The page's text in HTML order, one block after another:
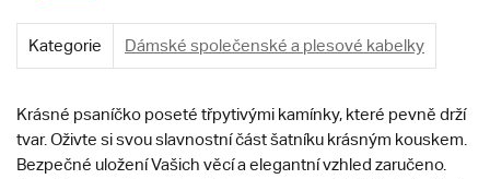
Kategorie Dámské společenské a plesové kabelky
Krásné psaníčko poseté třpytivými kamínky, které pevně drží
tvar. Oživte si svou slavnostní část šatníku krásným kouskem.
Bezpečné uložení Vašich věcí a elegantní vzhled zaručeno.